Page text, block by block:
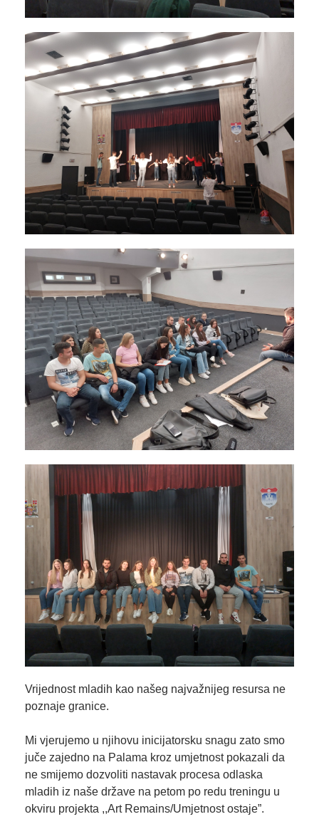
Vrijednost mladih kao našeg najvažnijeg resursa ne
poznaje granice.
Mi vjerujemo u njihovu inicijatorsku snagu zato smo
juče zajedno na Palama kroz umjetnost pokazali da
ne smijemo dozvoliti nastavak procesa odlaska
mladih iz naše države na petom po redu treningu u
okviru projekta ,,Art Remains/Umjetnost ostaje”.